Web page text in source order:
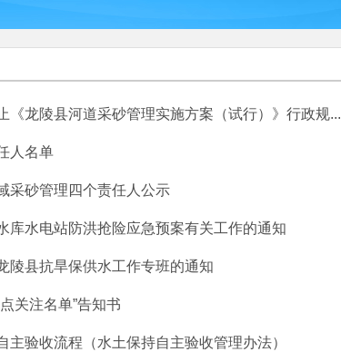
《龙陵县河道采砂管理实施方案（试行）》行政规...
人名单
采砂管理四个责任人公示
库水电站防洪抢险应急预案有关工作的通知
陵县抗旱保供水工作专班的通知
关注名单”告知书
主验收流程（水土保持自主验收管理办法）